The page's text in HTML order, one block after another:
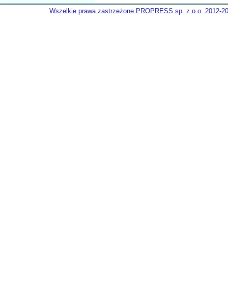
Wszelkie prawa zastrzeżone PROPRESS sp. z o.o. 2012-